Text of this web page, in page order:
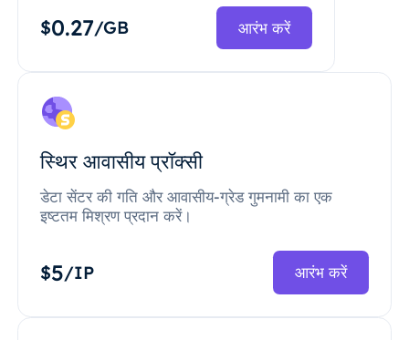
$0.27/GB आरंभ करें
स्थिर आवासीय प्रॉक्सी
डेटा सेंटर की गति और आवासीय-ग्रेड गुमनामी का एक
इष्टतम मिश्रण प्रदान करें।
$5/IP आरंभ करें